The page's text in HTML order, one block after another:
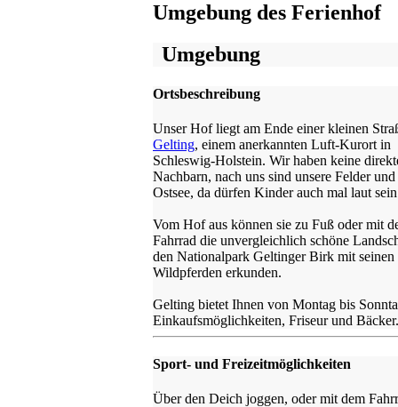
Umgebung des Ferienhof
Umgebung
Ortsbeschreibung
Unser Hof liegt am Ende einer kleinen
Gelting, einem anerkannten Luft-Kurort in
Schleswig-Holstein. Wir haben keine
Nachbarn, nach uns sind unsere Felder
Ostsee, da dürfen Kinder auch mal laut
Vom Hof aus können sie zu Fuß oder mit
Fahrrad die unvergleichlich schöne
den Nationalpark Geltinger Birk mit seinen
Wildpferden erkunden.
Gelting bietet Ihnen von Montag bis
Einkaufsmöglichkeiten, Friseur und Bäcker.
Sport- und Freizeitmöglichkeiten
Über den Deich joggen, oder mit dem